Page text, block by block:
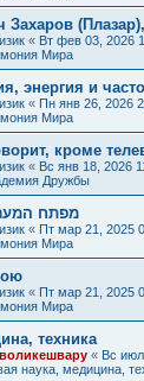
(Плазар),
« Вт фев 03, 2026
Мира
энергия и
« Пн янв 26, 2026
Мира
кроме
« Вс янв 18, 2026
Дружбы
מפתח
« Пт мар 21, 2025
Мира
« Пт мар 21, 2025
Мира
техника
« Вс
наука, медицина,